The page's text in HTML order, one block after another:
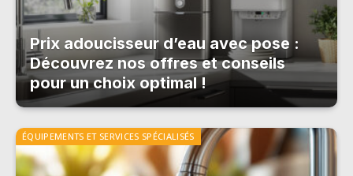
Prix adoucisseur d’eau avec pose :
Découvrez nos offres et conseils
pour un choix optimal !
ÉQUIPEMENTS ET SERVICES SPÉCIALISÉS